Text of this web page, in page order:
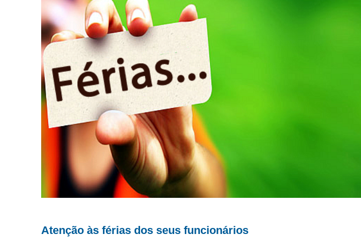
Atenção às férias dos seus funcionários